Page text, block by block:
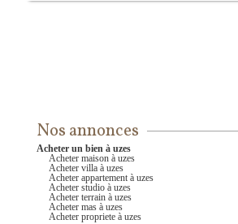
Nos annonces
acheter un bien à uzes
acheter maison à uzes
acheter villa à uzes
acheter appartement à uzes
acheter studio à uzes
acheter terrain à uzes
acheter mas à uzes
acheter propriete à uzes